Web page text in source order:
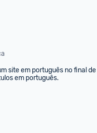
site em português no final
em português.